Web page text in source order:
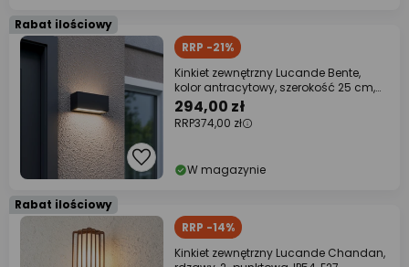
Rabat ilościowy
RRP -21%
Kinkiet zewnętrzny Lucande Bente,
kolor antracytowy, szerokość 25 cm,
stopień
294,00 zł
RRP374,00 zł
W magazynie
Rabat ilościowy
RRP -14%
Kinkiet zewnętrzny Lucande Chandan,